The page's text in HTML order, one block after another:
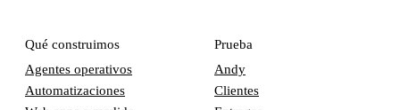
Qué construimos
Agentes operativos
Automatizaciones
Prueba
Andy
Clientes